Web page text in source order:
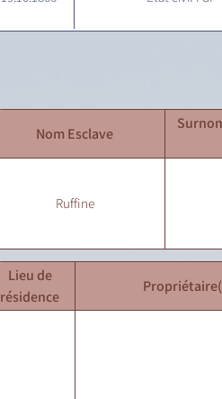
Nom Esclave
Ruffine
Lieu de
résidence